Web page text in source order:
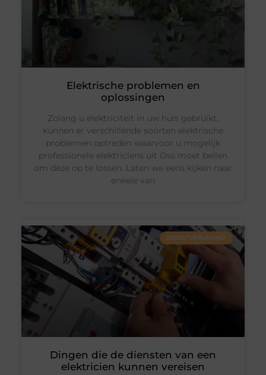
Elektrische problemen en
oplossingen
Zolang u elektriciteit in uw huis gebruikt,
kunnen er verschillende soorten elektrische
problemen optreden waarvoor u mogelijk
professionele elektriciens uit Oss moet bellen
om deze op te lossen. Laten we eens kijken naar
enkele van
DIENSTVERLENING
Dingen die de diensten van een
elektricien kunnen vereisen